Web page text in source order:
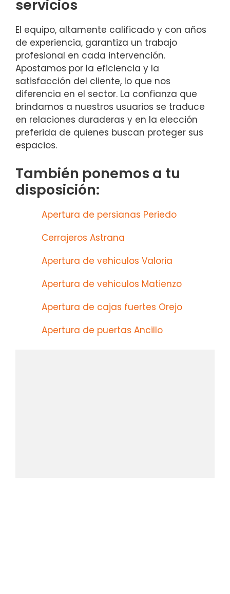
servicios
El equipo, altamente calificado y con años
de experiencia, garantiza un trabajo
profesional en cada intervención.
Apostamos por la eficiencia y la
satisfacción del cliente, lo que nos
diferencia en el sector. La confianza que
brindamos a nuestros usuarios se traduce
en relaciones duraderas y en la elección
preferida de quienes buscan proteger sus
espacios.
También ponemos a tu
disposición:
Apertura de persianas Periedo
Cerrajeros Astrana
Apertura de vehiculos Valoria
Apertura de vehiculos Matienzo
Apertura de cajas fuertes Orejo
Apertura de puertas Ancillo